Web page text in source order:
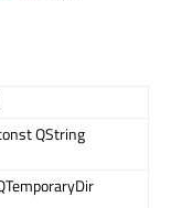
QString